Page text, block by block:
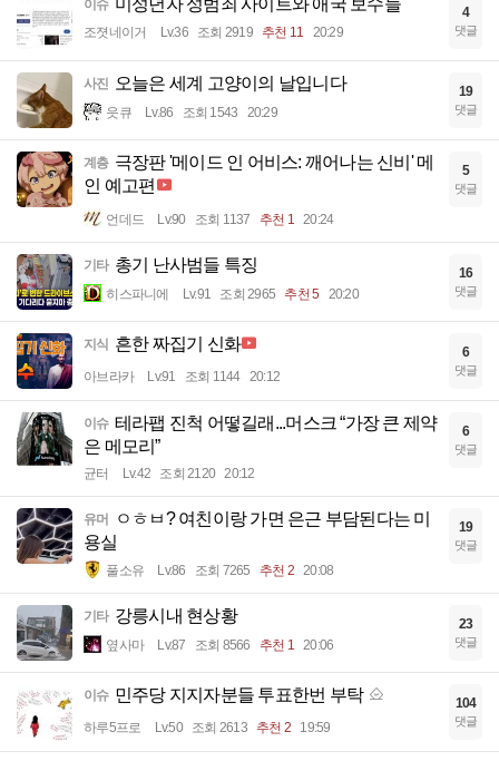
이슈 미성년자 성범죄 사이트와 애국 보수들
조졋네이거 Lv.36 조회 2919 추천 11 20:29
4
댓글
사진 오늘은 세계 고양이의 날입니다
읏큐 Lv.86 조회 1543 20:29
19
댓글
계층 극장판 '메이드 인 어비스: 깨어나는 신비' 메
인 예고편
언데드 Lv.90 조회 1137 추천 1 20:24
5
댓글
기타 총기 난사범들 특징
히스파니에 Lv.91 조회 2965 추천 5 20:20
16
댓글
지식 흔한 짜집기 신화
아브라카 Lv.91 조회 1144 20:12
6
댓글
이슈 테라팹 진척 어떻길래...머스크 “가장 큰 제약
은 메모리”
균터 Lv.42 조회 2120 20:12
6
댓글
유머
ㅇㅎㅂ? 여친이랑 가면 은근 부담된다는 미
용실
풀소유 Lv.86 조회 7265 추천 2 20:08
19
댓글
기타 강릉시내 현상황
옆사마 Lv.87 조회 8566 추천 1 20:06
23
댓글
이슈 민주당 지지자분들 투표한번 부탁
하루5프로 Lv.50 조회 2613 추천 2 19:59
104
댓글